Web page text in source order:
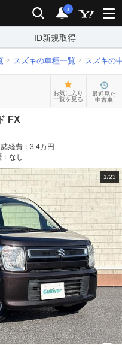
検索 通知
i
ID新規取得
スズキの車種一覧 スズキの
お気に入り
一覧を見る
最近見た
中古車
FX
諸経費： 3.4万円
なし
1/23